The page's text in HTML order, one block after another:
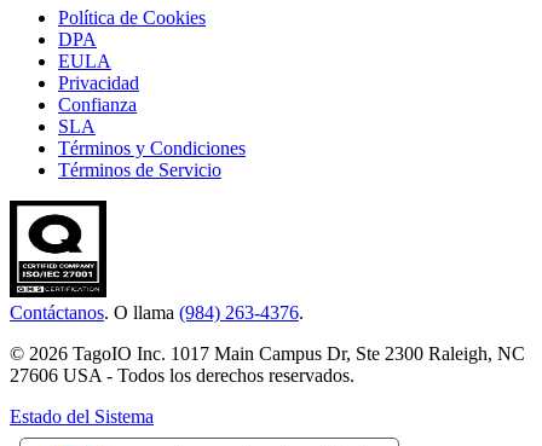
Política de Cookies
DPA
EULA
Privacidad
Confianza
SLA
Términos y Condiciones
Términos de Servicio
Contáctanos. O llama (984) 263-4376.
© 2026 TagoIO Inc. 1017 Main Campus Dr, Ste 2300 Raleigh, NC
27606 USA - Todos los derechos reservados.
Estado del Sistema